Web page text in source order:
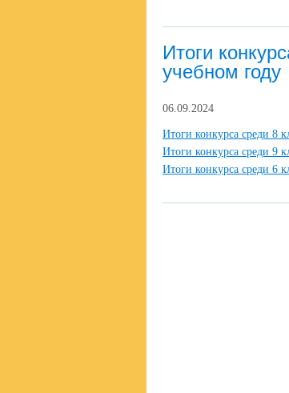
Итоги
учебном году
06.09.2024
Итоги конкурса среди 8
Итоги конкурса среди 9
Итоги конкурса среди 6